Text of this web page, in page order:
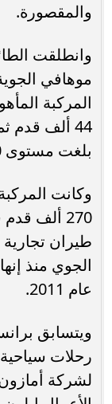
والمقصورة.
وانطلقت
موهافي
المركبة
44 ألف
بلغت مستوى 290 ألف قدم فوق الأرض.
وكانت
270 ألف
طيران تجارية
الجوي منذ
عام 2011.
ويتسابق
رحلات سياحية
لشركة